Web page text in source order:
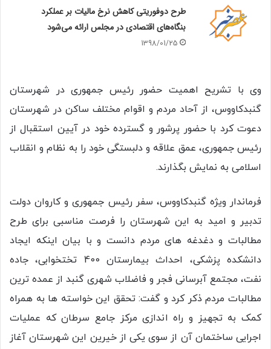
طرح دوفوریتی کاهش نرخ مالیات بر عملکرد
بنگاه‌های اقتصادی در مجلس ارائه می‌شود
1398/01/25
وی با تشریح اهمیت حضور رئیس جمهوری در شهرستان
گنبدکاووس، از آحاد مردم و اقوام مختلف ساکن در شهرستان
دعوت کرد با حضور پرشور و گسترده خود در آیین استقبال از
رئیس جمهوری، عمق علاقه و دلبستگی خود را به نظام و انقلاب
اسلامی به نمایش بگذارند.
فرماندار ویژه گنبدکاووس، سفر رئیس جمهوری و کاروان دولت
تدبیر و امید به این شهرستان را فرصت مناسبی برای طرح
مطالبات و دغدغه های مردم دانست و با بیان اینکه ایجاد
دانشکده پزشکی، احداث بیمارستان 400 تختخوابی، جاده
نفت، مجتمع آبرسانی فجر و فاضلاب شهری گنبد از عمده ترین
مطالبات مردم ذکر کرد و گفت: تحقق این خواسته ها به همراه
کمک به تجهیز و راه اندازی مرکز جامع سرطان که عملیات
اجرایی ساختمان آن از سوی یکی از خیرین این شهرستان آغاز